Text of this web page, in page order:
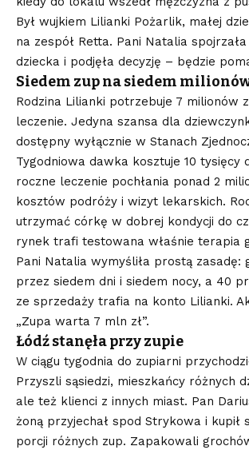
Był wujkiem Lilianki Pożarlik, małej
na zespół Retta. Pani Natalia
dziecka i podjęła decyzję – będzie
Siedem zup na siedem
Rodzina Lilianki potrzebuje 7 milionów
leczenie. Jedyna szansa dla
dostępny wyłącznie w Stanach
Tygodniowa dawka kosztuje 10 tysięcy
roczne leczenie pochłania ponad 2
kosztów podróży i wizyt lekarskich.
utrzymać córkę w dobrej kondycji do
rynek trafi testowana właśnie terapia
Pani Natalia wymyśliła prostą zasadę:
przez siedem dni i siedem nocy, a 40
ze sprzedaży trafia na konto Lilianki.
„Zupa warta 7 mln zł”.
Łódź stanęła przy zupie
W ciągu tygodnia do zupiarni
Przyszli sąsiedzi, mieszkańcy różnych
ale też klienci z innych miast. Pan
żoną przyjechał spod Strykowa i kupił
porcji różnych zup. Zapakowali